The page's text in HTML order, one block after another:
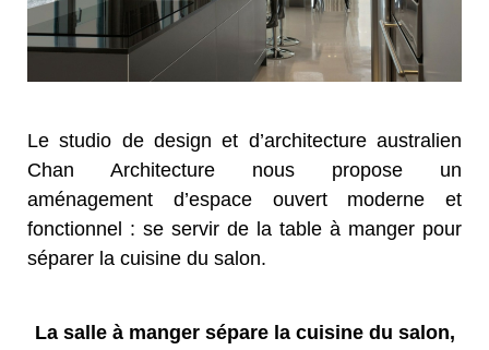
Le studio de design et d’architecture australien
Chan Architecture nous propose un
aménagement d’espace ouvert moderne et
fonctionnel : se servir de la table à manger pour
séparer la cuisine du salon.
La salle à manger sépare la cuisine du salon,